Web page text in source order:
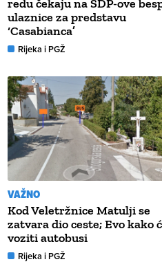
redu čekaju na SDP-ove
ulaznice za predstavu
‘Casabianca’
Rijeka i PGŽ
VAŽNO
Kod Veletržnice Matulji se
zatvara dio ceste; Evo kako
voziti autobusi
Rijeka i PGŽ